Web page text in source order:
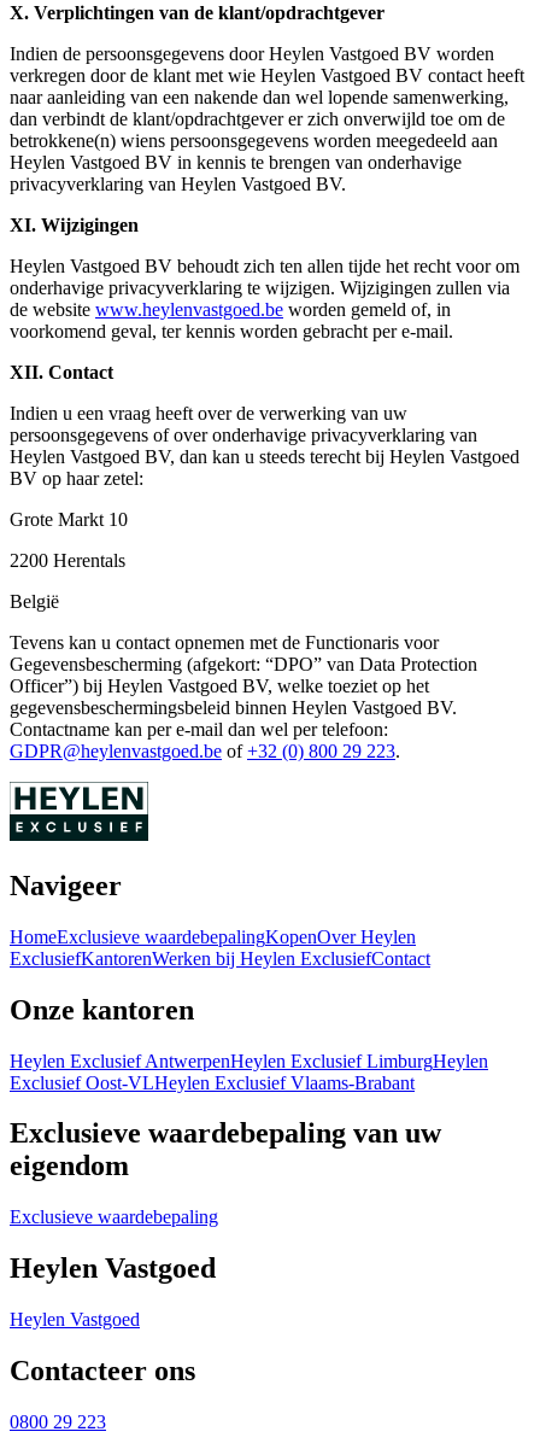
X. Verplichtingen van de klant/opdrachtgever
Indien de persoonsgegevens door Heylen Vastgoed BV worden
verkregen door de klant met wie Heylen Vastgoed BV contact heeft
naar aanleiding van een nakende dan wel lopende samenwerking,
dan verbindt de klant/opdrachtgever er zich onverwijld toe om de
betrokkene(n) wiens persoonsgegevens worden meegedeeld aan
Heylen Vastgoed BV in kennis te brengen van onderhavige
privacyverklaring van Heylen Vastgoed BV.
XI. Wijzigingen
Heylen Vastgoed BV behoudt zich ten allen tijde het recht voor om
onderhavige privacyverklaring te wijzigen. Wijzigingen zullen via
de website www.heylenvastgoed.be worden gemeld of, in
voorkomend geval, ter kennis worden gebracht per e-mail.
XII. Contact
Indien u een vraag heeft over de verwerking van uw
persoonsgegevens of over onderhavige privacyverklaring van
Heylen Vastgoed BV, dan kan u steeds terecht bij Heylen Vastgoed
BV op haar zetel:
Grote Markt 10
2200 Herentals
België
Tevens kan u contact opnemen met de Functionaris voor
Gegevensbescherming (afgekort: “DPO” van Data Protection
Officer”) bij Heylen Vastgoed BV, welke toeziet op het
gegevensbeschermingsbeleid binnen Heylen Vastgoed BV.
Contactname kan per e-mail dan wel per telefoon:
GDPR@heylenvastgoed.be of+32 (0) 800 29 223.
Navigeer
HomeExclusieve waardebepalingKopenOver Heylen
ExclusiefKantorenWerken bij Heylen ExclusiefContact
Onze kantoren
Heylen Exclusief AntwerpenHeylen Exclusief LimburgHeylen
Exclusief Oost-VLHeylen Exclusief Vlaams-Brabant
Exclusieve waardebepaling van uw
eigendom
Exclusieve waardebepaling
Heylen Vastgoed
Heylen Vastgoed
Contacteer ons
0800 29 223